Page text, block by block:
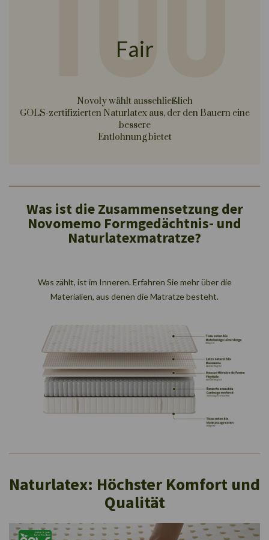
Fair
Novoly wählt ausschließlich
GOLS-zertifizierten Naturlatex aus, der den Bauern eine
bessere
Entlohnung bietet
Was ist die Zusammensetzung der
Novomemo Formgedächtnis- und
Naturlatexmatratze?
Was zählt, ist im Inneren. Erfahren Sie mehr über die
Materialien, aus denen die Matratze besteht.
Naturlatex: Höchster Komfort und
Qualität